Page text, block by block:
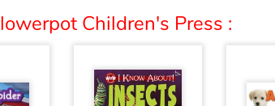
Children's Press :